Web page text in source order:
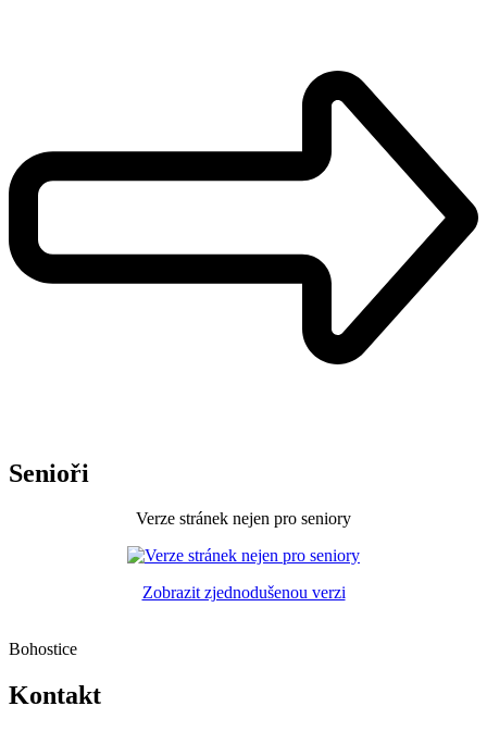
Senioři
Verze stránek nejen pro seniory
Zobrazit zjednodušenou verzi
Bohostice
Kontakt